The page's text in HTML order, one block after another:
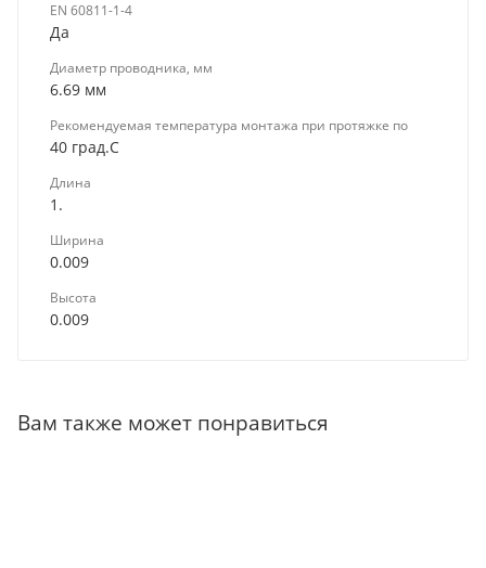
EN 60811-1-4
Да
Диаметр проводника, мм
6.69 мм
Рекомендуемая температура монтажа при протяжке по
40 град.C
Длина
1.
Ширина
0.009
Высота
0.009
Вам также может понравиться